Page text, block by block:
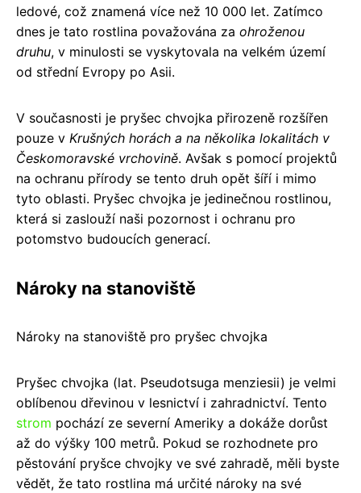
ledové, což znamená více než 10 000 let. Zatímco
dnes je tato rostlina považována za ohroženou
druhu, v minulosti se vyskytovala na velkém území
od střední Evropy po Asii.
V současnosti je pryšec chvojka přirozeně rozšířen
pouze v Krušných horách a na několika lokalitách v
Českomoravské vrchovině. Avšak s pomocí projektů
na ochranu přírody se tento druh opět šíří i mimo
tyto oblasti. Pryšec chvojka je jedinečnou rostlinou,
která si zaslouží naši pozornost i ochranu pro
potomstvo budoucích generací.
Nároky na stanoviště
Nároky na stanoviště pro pryšec chvojka
Pryšec chvojka (lat. Pseudotsuga menziesii) je velmi
oblíbenou dřevinou v lesnictví i zahradnictví. Tento
strom pochází ze severní Ameriky a dokáže dorůst
až do výšky 100 metrů. Pokud se rozhodnete pro
pěstování pryšce chvojky ve své zahradě, měli byste
vědět, že tato rostlina má určité nároky na své